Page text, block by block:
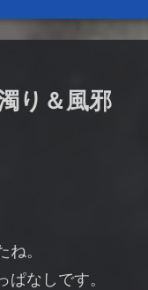
り＆風邪
。
なしです。